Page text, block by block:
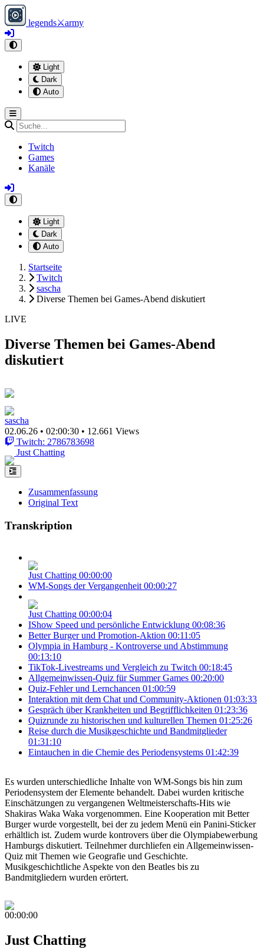
legends⚔army
Light
Dark
Auto
Twitch
Games
Kanäle
Light
Dark
Auto
Startseite
Twitch
sascha
Diverse Themen bei Games-Abend diskutiert
LIVE
Diverse Themen bei Games-Abend
diskutiert
sascha
02.06.26 • 02:00:30 • 12.661 Views
Twitch: 2786783698
Just Chatting
Zusammenfassung
Original Text
Transkription
Just Chatting 00:00:00
WM-Songs der Vergangenheit 00:00:27
Just Chatting 00:00:04
IShow Speed und persönliche Entwicklung 00:08:36
Better Burger und Promotion-Aktion 00:11:05
Olympia in Hamburg - Kontroverse und Abstimmung
00:13:10
TikTok-Livestreams und Vergleich zu Twitch 00:18:45
Allgemeinwissen-Quiz für Summer Games 00:20:00
Quiz-Fehler und Lernchancen 01:00:59
Interaktion mit dem Chat und Community-Aktionen 01:03:33
Gespräch über Krankheiten und Begrifflichkeiten 01:23:36
Quizrunde zu historischen und kulturellen Themen 01:25:26
Reise durch die Musikgeschichte und Bandmitglieder
01:31:10
Eintauchen in die Chemie des Periodensystems 01:42:39
Es wurden unterschiedliche Inhalte von WM-Songs bis hin zum
Periodensystem der Elemente behandelt. Dabei wurden kritische
Einschätzungen zu vergangenen Weltmeisterschafts-Hits wie
Shakiras Waka Waka vorgenommen. Eine Kooperation mit Better
Burger wurde vorgestellt, bei der zu jedem Menü ein Panini-Sticker
erhältlich ist. Zudem wurde kontrovers über die Olympiabewerbung
Hamburgs diskutiert. Teilnehmer durchliefen ein Allgemeinwissen-
Quiz mit Themen wie Geografie und Geschichte.
Musikgeschichtliche Aspekte von den Beatles bis zu
Bandmitgliedern wurden erörtert.
00:00:00
Just Chatting